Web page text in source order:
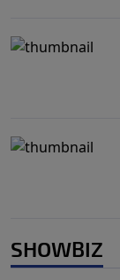
SHOWBIZ